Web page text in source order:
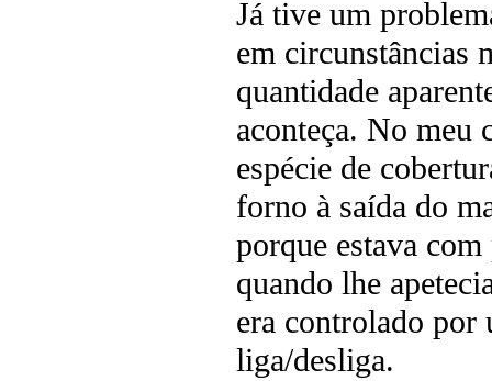
Já tive um
em circunstâncias
quantidade
aconteça. No meu
espécie de
forno à saída do
porque estava
quando lhe
era controlado por
liga/desliga.